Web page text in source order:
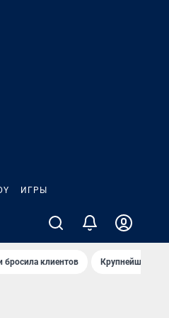
ИГРЫ
бросила клиентов Крупнейшие